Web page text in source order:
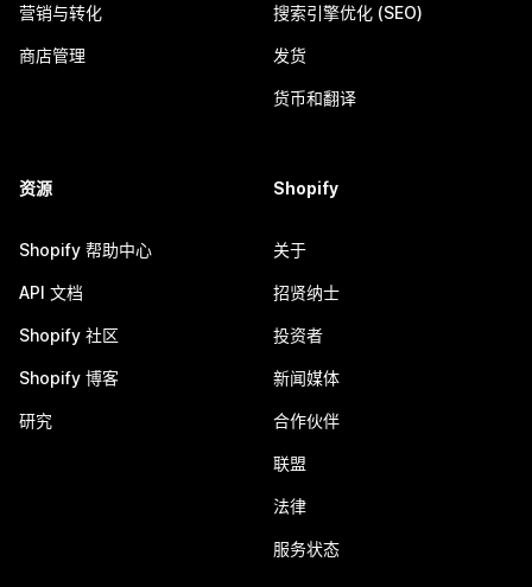
营销与转化
商店管理
搜索引擎优化 (SEO)
发货
货币和翻译
资源
Shopify 帮助中心
API 文档
Shopify 社区
Shopify 博客
研究
Shopify
关于
招贤纳士
投资者
新闻媒体
合作伙伴
联盟
法律
服务状态